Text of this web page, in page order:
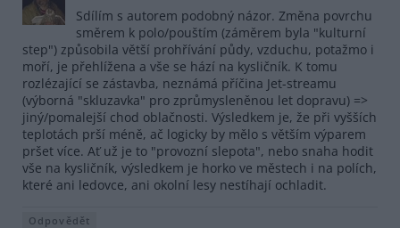
Sdílím s autorem podobný názor. Změna povrchu
směrem k polo/pouštím (záměrem byla "kulturní
step") způsobila větší prohřívání půdy, vzduchu, potažmo i
moří, je přehlížena a vše se hází na kysličník. K tomu
rozlézající se zástavba, neznámá příčina Jet-streamu
(výborná "skluzavka" pro zprůmysleněnou let dopravu) =>
jiný/pomalejší chod oblačnosti. Výsledkem je, že při vyšších
teplotách prší méně, ač logicky by mělo s větším výparem
pršet více. Ať už je to "provozní slepota", nebo snaha hodit
vše na kysličník, výsledkem je horko ve městech i na polích,
které ani ledovce, ani okolní lesy nestíhají ochladit.
Odpovědět